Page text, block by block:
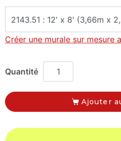
Créer une murale sur mesure
Ajouter